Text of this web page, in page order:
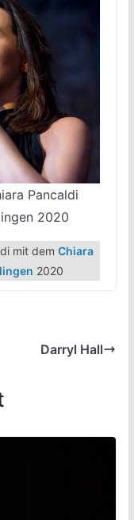
Pancaldi
2020
mit dem Chiara
2020
Darryl Hall